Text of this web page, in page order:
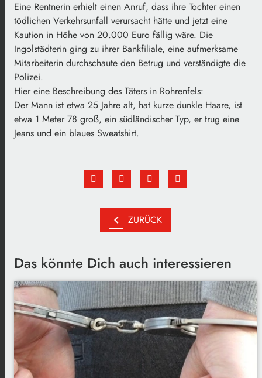
Eine Rentnerin erhielt einen Anruf, dass ihre Tochter einen
tödlichen Verkehrsunfall verursacht hätte und jetzt eine
Kaution in Höhe von 20.000 Euro fällig wäre. Die
Ingolstädterin ging zu ihrer Bankfiliale, eine aufmerksame
Mitarbeiterin durchschaute den Betrug und verständigte die
Polizei.
Hier eine Beschreibung des Täters in Rohrenfels:
Der Mann ist etwa 25 Jahre alt, hat kurze dunkle Haare, ist
etwa 1 Meter 78 groß, ein südländischer Typ, er trug eine
Jeans und ein blaues Sweatshirt.
chevron_left ZURÜCK
Das könnte Dich auch interessieren